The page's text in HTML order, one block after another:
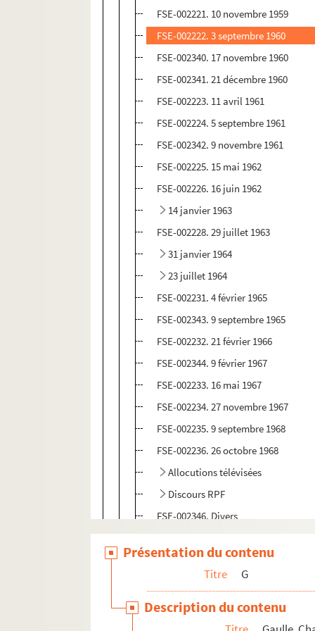
FSE-002221. 10 novembre 1959
FSE-002222. 3 septembre 1960
FSE-002340. 17 novembre 1960
FSE-002341. 21 décembre 1960
FSE-002223. 11 avril 1961
FSE-002224. 5 septembre 1961
FSE-002342. 9 novembre 1961
FSE-002225. 15 mai 1962
FSE-002226. 16 juin 1962
14 janvier 1963
FSE-002228. 29 juillet 1963
31 janvier 1964
23 juillet 1964
FSE-002231. 4 février 1965
FSE-002343. 9 septembre 1965
FSE-002232. 21 février 1966
FSE-002344. 9 février 1967
FSE-002233. 16 mai 1967
FSE-002234. 27 novembre 1967
FSE-002235. 9 septembre 1968
FSE-002236. 26 octobre 1968
Allocutions télévisées
Discours RPF
FSE-002346. Divers
Déplacements en France : Auvergne
Présentation du contenu
Titre G
Description du contenu